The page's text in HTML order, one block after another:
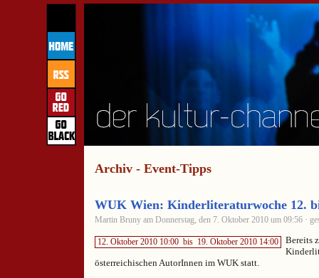
Archiv - Event-Tipps
WUK Wien: Kinderliteraturwoche 12.
Martin Bruny am Donnerstag, den 7. Oktober 2010 um 09:56 ·
12. Oktober 2010 10:00 bis 19. Oktober 2010 14:00
Bereits
österreichischen AutorInnen im WUK statt.